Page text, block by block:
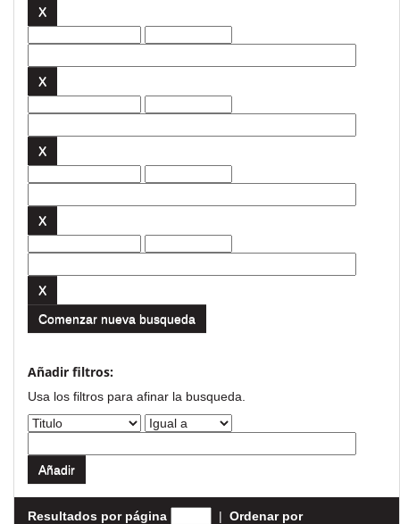
Comenzar nueva busqueda
Añadir filtros:
Usa los filtros para afinar la busqueda.
Resultados por página | Ordenar por